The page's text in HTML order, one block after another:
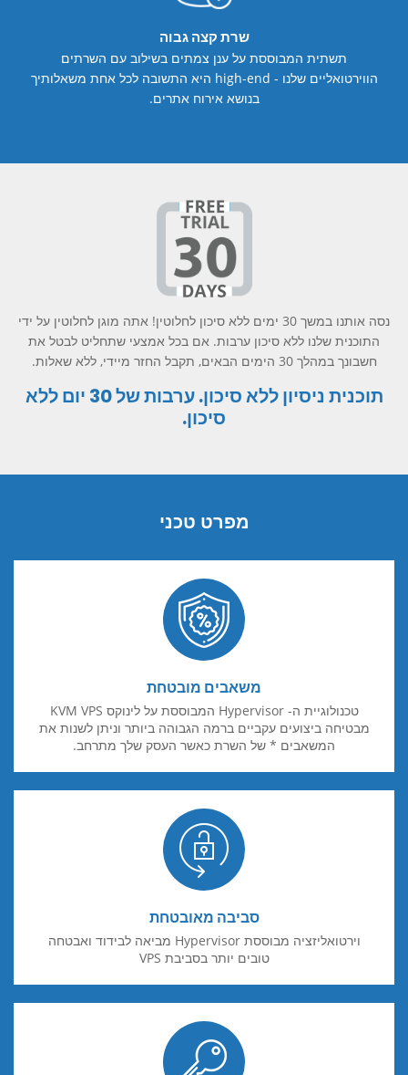
שרת קצה גבוה
תשתית המבוססת על ענן צמתים בשילוב עם השרתים
הווירטואליים שלנו - high-end היא התשובה לכל אחת משאלותיך
בנושא אירוח אתרים.
תוכנית ניסיון ללא סיכון. ערבות של 30 יום ללא
סיכון.
נסה אותנו במשך 30 ימים ללא סיכון לחלוטין! אתה מוגן לחלוטין על ידי
התוכנית שלנו ללא סיכון ערבות. אם בכל אמצעי שתחליט לבטל את
חשבונך במהלך 30 הימים הבאים, תקבל החזר מיידי, ללא שאלות.
מפרט טכני
משאבים מובטחת
טכנולוגיית ה- Hypervisor המבוססת על לינוקס KVM VPS
מבטיחה ביצועים עקביים ברמה הגבוהה ביותר וניתן לשנות את
המשאבים * של השרת כאשר העסק שלך מתרחב.
סביבה מאובטחת
וירטואליזציה מבוססת Hypervisor מביאה לבידוד ואבטחה
טובים יותר בסביבת VPS